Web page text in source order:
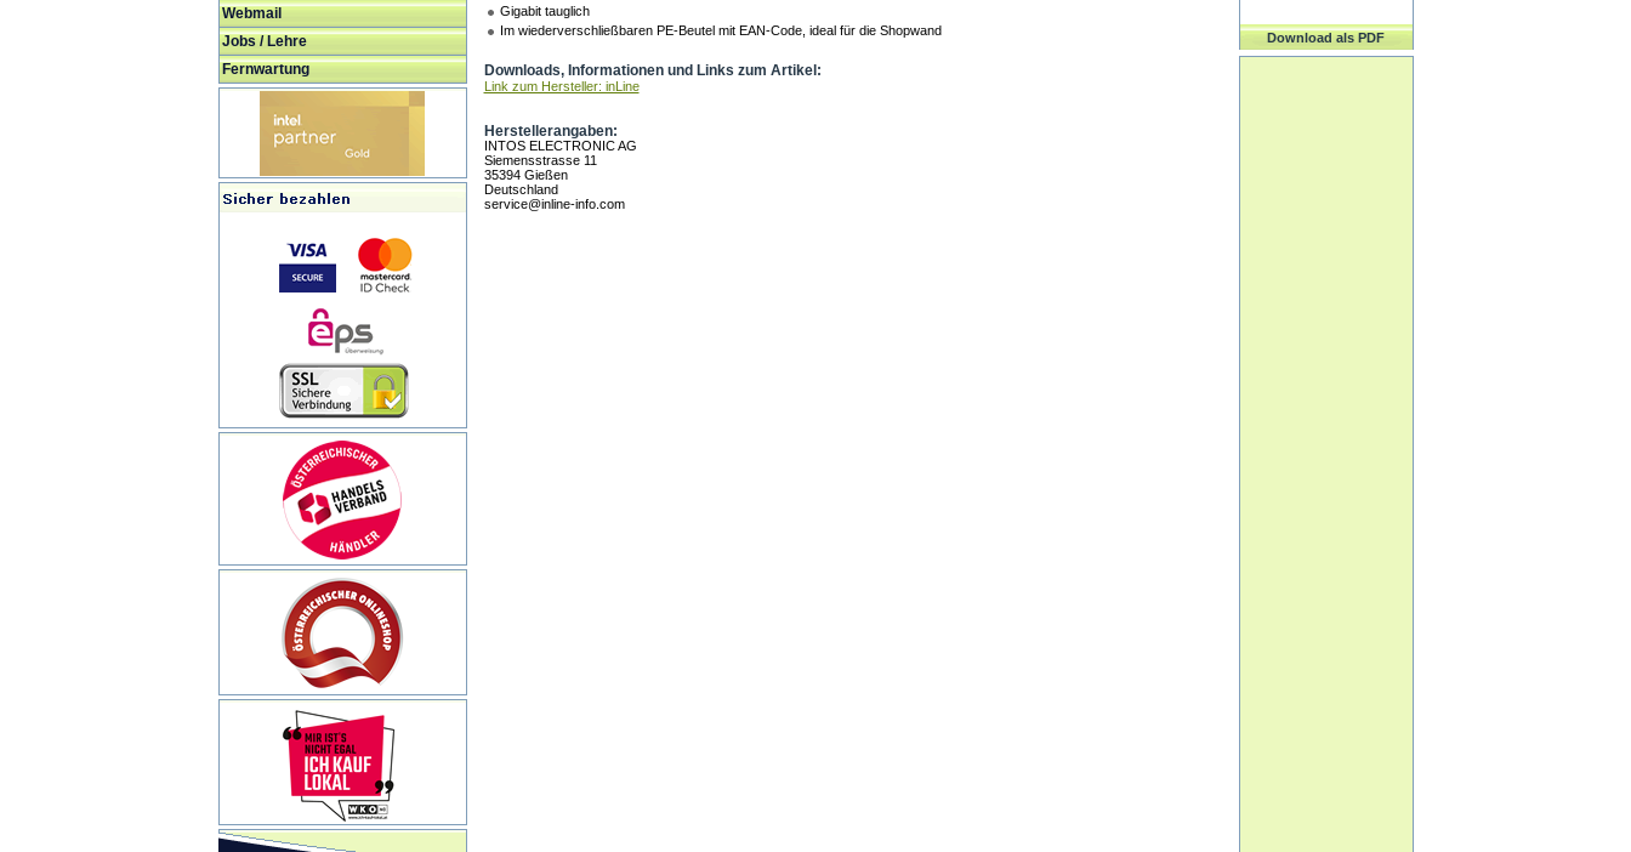
Webmail
Jobs / Lehre
Fernwartung
Gigabit tauglich
Im wiederverschließbaren PE-Beutel mit EAN-Code, ideal für die Shopwand
Downloads, Informationen und Links zum Artikel:
Link zum Hersteller: inLine
Herstellerangaben:
INTOS ELECTRONIC AG
Siemensstrasse 11
35394 Gießen
Deutschland
service@inline-info.com
Download als PDF